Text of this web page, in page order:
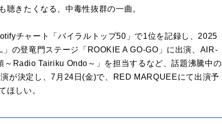
聴きたくなる、中毒性抜群の一曲。
チャート「バイラルトップ50」 で1位を記録し、2025
の登竜門ステージ「ROOKIE A GO-GO」に出演、AIR-
～ Radio Tairiku Ondo～」を担当するなど、話題沸騰中の
が決定 し、7 月 24 日 (金)で、RED MARQUEEにて出演予
ほしい。